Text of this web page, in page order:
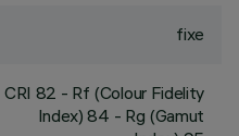
fixe
CRI 82 - Rf (Colour Fidelity
Index) 84 - Rg (Gamut